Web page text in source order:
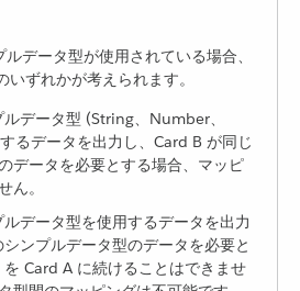
データ型が使用されている場合、
ずれかが考えられます。
データ型 (String、Number、
るデータを出力し、Card B が同じ
データを必要とする場合、マッピ
ん。
データ型を使用するデータを出力
ンプルデータ型のデータを必要と
Card A に続けることはできませ